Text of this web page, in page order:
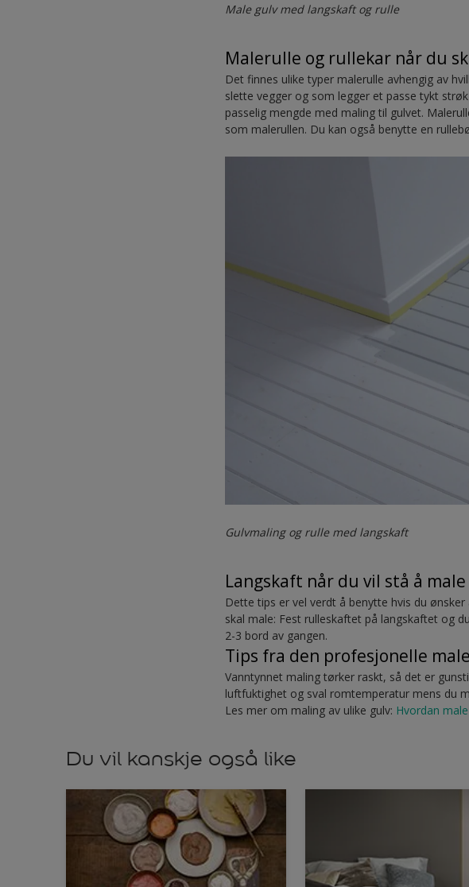
Male gulv med langskaft og rulle
Malerulle og rullekar når du
Det finnes ulike typer malerulle avhengig av
slette vegger og som legger et passe tykt
passelig mengde med maling til gulvet.
som malerullen. Du kan også benytte en
Gulvmaling og rulle med langskaft
Langskaft når du vil stå å
Dette tips er vel verdt å benytte hvis du
skal male: Fest rulleskaftet på langskaftet og
2-3 bord av gangen.
Tips fra den profesjonelle
Vanntynnet maling tørker raskt, så det er
luftfuktighet og sval romtemperatur mens du
Les mer om maling av ulike gulv: Hvordan
Du vil kanskje også like